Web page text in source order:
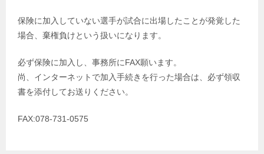
保険に加入していない選手が試合に出場したことが発覚した
場合、棄権負けという扱いになります。
必ず保険に加入し、事務所にFAX願います。
尚、インターネットで加入手続きを行った場合は、必ず領収
書を添付してお送りください。
FAX:078-731-0575